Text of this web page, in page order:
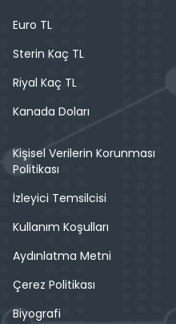
Euro TL
Sterin Kaç TL
Riyal Kaç TL
Kanada Doları
Kişisel Verilerin Korunması
Politikası
İzleyici Temsilcisi
Kullanım Koşulları
Aydınlatma Metni
Çerez Politikası
Biyografi